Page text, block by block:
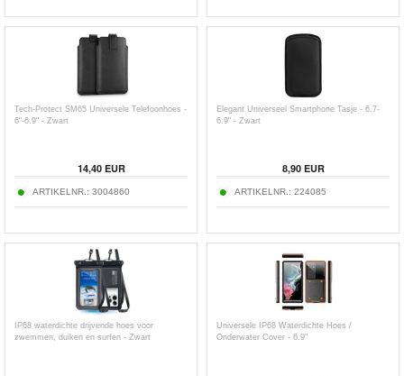
Tech-Protect SM65 Universele Telefoonhoes -
6"-6.9" - Zwart
14,40EUR
ARTIKELNR.: 3004860
Elegant Universeel Smartphone Tasje - 6.7-
6.9" - Zwart
8,90EUR
ARTIKELNR.: 224085
IP68 waterdichte drijvende hoes voor
zwemmen, duiken en surfen - Zwart
Universele IP68 Waterdichte Hoes /
Onderwater Cover - 6.9"